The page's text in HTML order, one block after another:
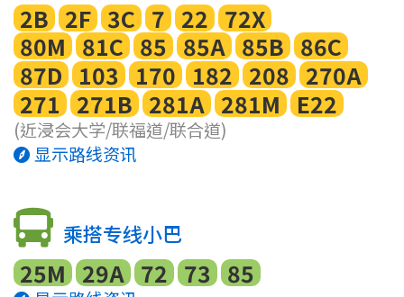
2B 2F 3C 7 22 72X
80M 81C 85 85A 85B 86C
87D 103 170 182 208 270A
271 271B 281A 281M E22
(近浸会大学/联福道/联合道)
显示路线资讯
乘搭专线小巴
25M 29A 72 73 85